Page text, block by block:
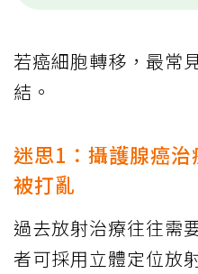
若癌細胞轉移，最常
結。
迷思1：攝護腺癌
被打亂
過去放射治療往往需
者可採用立體定位放